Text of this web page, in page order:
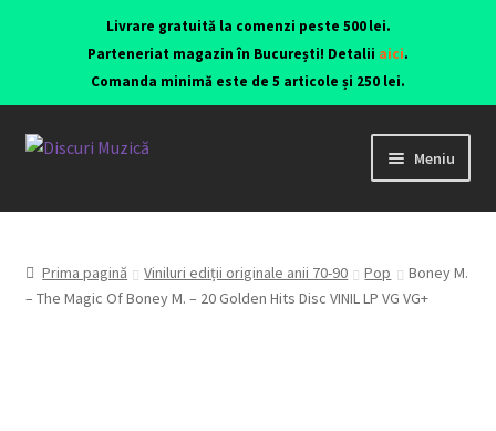
Livrare gratuită la comenzi peste 500 lei.
Parteneriat magazin în București! Detalii aici.
Comanda minimă este de 5 articole și 250 lei.
Meniu
Viniluri ediții originale anii 70-90
CD-uri originale
Prima pagină Viniluri ediții originale anii 70-90 Pop
Boney M.
– The Magic Of Boney M. – 20 Golden Hits Disc VINIL LP VG VG+